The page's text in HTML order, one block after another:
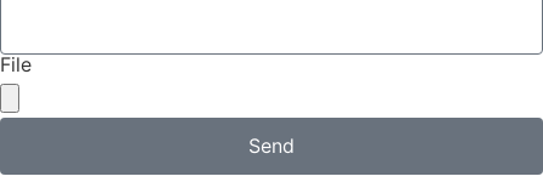
File
Send